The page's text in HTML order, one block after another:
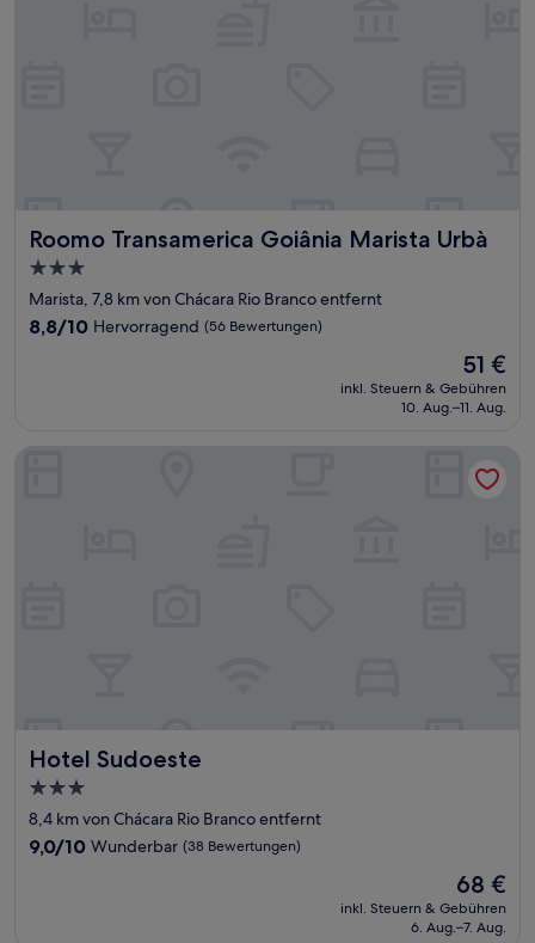
Roomo Transamerica Goiânia Marista Urbà
Roomo Transamerica Goiânia Marista Urbà
3.0-
Sterne-
Unterkunft
Marista, 7,8 km von Chácara Rio Branco entfernt
8.8
8,8/10 Hervorragend (56 Bewertungen)
Der
Preis
beträgt
51 €
inkl. Steuern & Gebühren
10. Aug.–11. Aug.
Hotel Sudoeste
Hotel Sudoeste
3.0-
Sterne-
Unterkunft
8,4 km von Chácara Rio Branco entfernt
9.0
9,0/10 Wunderbar (38 Bewertungen)
Der
Preis
beträgt
68 €
inkl. Steuern & Gebühren
6. Aug.–7. Aug.
Hotel Sudoeste